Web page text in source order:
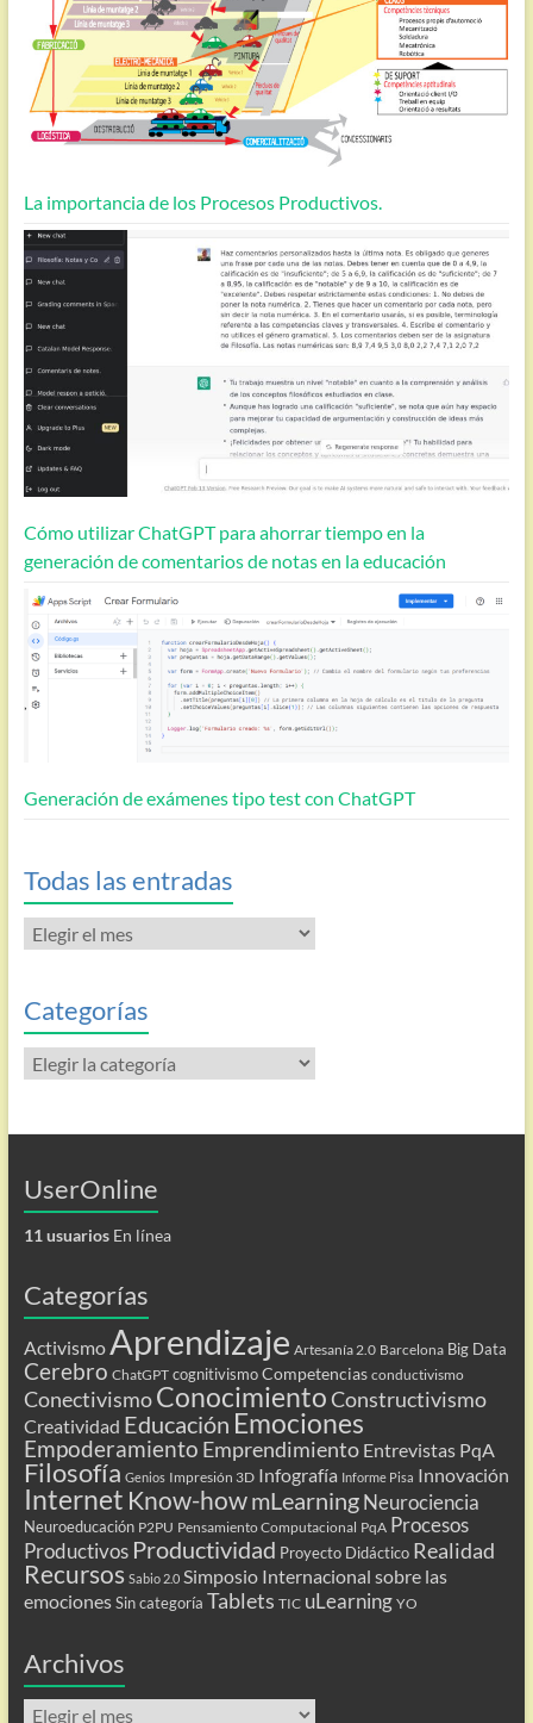
La importancia de los Procesos Productivos.
Cómo utilizar ChatGPT para ahorrar tiempo en la
generación de comentarios de notas en la educación
Generación de exámenes tipo test con ChatGPT
Todas las entradas
Todas
las
Categorías
Categorías
UserOnline
11 usuariosEn línea
Categorías
ActivismoAprendizaje Artesanía 2.0 Barcelona Big Data
Cerebro ChatGPT cognitivismo Competencias conductivismo
ConectivismoConocimientoConstructivismo
Creatividad Educación Emociones
Empoderamiento Emprendimiento Entrevistas PqA
Filosofía Genios Impresión 3D Infografía Informe Pisa Innovación
Internet Know-howmLearning Neurociencia
Neuroeducación P2PU Pensamiento Computacional PqA Procesos
Productivos Productividad Proyecto Didáctico Realidad
Recursos Sabio 2.0 Simposio Internacional sobre las
emociones Sin categoría Tablets TIC uLearning YO
Archivos
Archivos